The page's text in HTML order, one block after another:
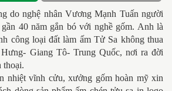
do nghệ nhân Vương Mạnh Tuấn người
40 năm gắn bó với nghề gốm. Anh là
công loại đất làm ấm Tử Sa không thua
Giang Tô- Trung Quốc, nơi ra đời
thoại.
nhiệt vĩnh cửu, xưởng gốm hoàn mỹ xin